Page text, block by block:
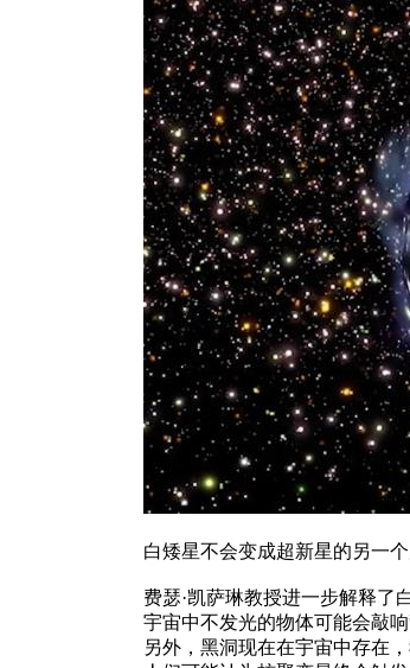
白矮星不会变成超新星的另一
费瑟·凯萨琳教授进一步解释了
宇宙中不发光的物体可能会敲
另外，黑洞现在在宇宙中存在